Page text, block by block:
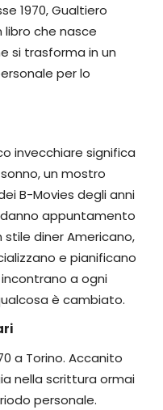
1970, Gualtiero
libro che nasce
si trasforma in un
per lo
invecchiare significa
un mostro
B-Movies degli anni
danno appuntamento
stile diner Americano,
e pianificano
incontrano a ogni
è cambiato.
a Torino. Accanito
nella scrittura ormai
personale.